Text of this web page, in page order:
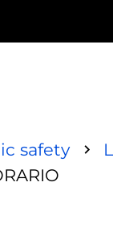
safety